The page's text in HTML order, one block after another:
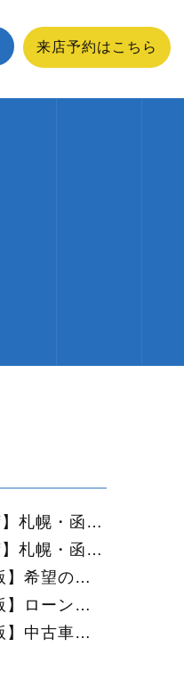
来店予約はこちら
【最新在庫入荷】札幌・函館で人気の中古車が続々入庫中｜早い者勝ち！【ダイハツ ミラココア660プラスX 4WD】
【最新在庫入荷】札幌・函館で人気の中古車が続々入庫中｜早い者勝ち！【ホンダ N-BOX660カスタムG Lパッケージ 4WD】
【2026年最新版】希望の中古車が見つからない方へ｜ネオカーオーダーで理想の一台を全国からお探しします
【2026年最新版】ローンに不安がある方へ｜ネオドライブローンの窓口で新しいカーライフをサポート
【2026年最新版】中古車購入でよくある質問20選｜初めての方でも失敗しない完全ガイド【札幌・北海道対応】